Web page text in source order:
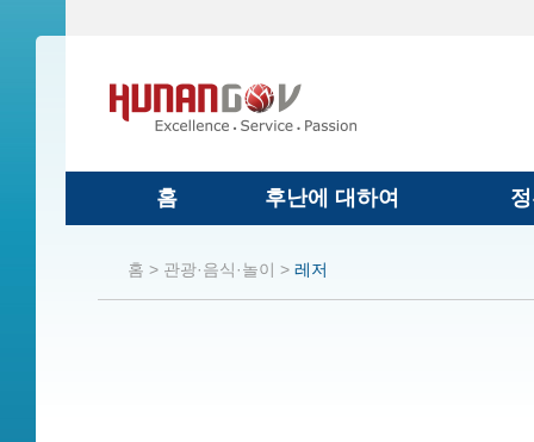
홈 후난에 대하여
홈 > 관광·음식·놀이 > 레저